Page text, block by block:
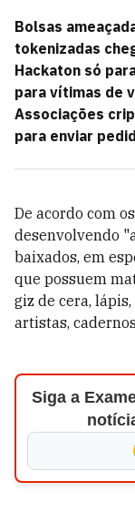
Bolsas
tokenizadas
Hackaton só
para vítimas de
Associações
para enviar
De acordo com
desenvolvendo
baixados, em
que possuem
giz de cera,
artistas,
Siga a